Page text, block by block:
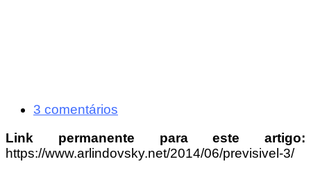
3 comentários
Link permanente para este artigo:
https://www.arlindovsky.net/2014/06/previsivel-3/